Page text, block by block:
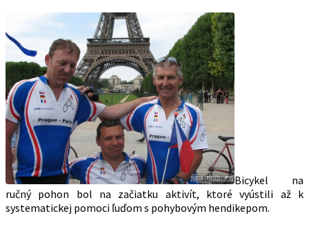
Bicykel na
ručný pohon bol na začiatku aktivít, ktoré vyústili až k
systematickej pomoci ľuďom s pohybovým hendikepom.